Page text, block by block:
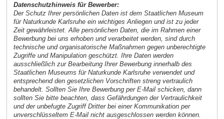
Datenschutzhinweis für Bewerber:
Der Schutz Ihrer persönlichen Daten ist dem Staatlichen Museum
für Naturkunde Karlsruhe ein wichtiges Anliegen und ist zu jeder
Zeit gewährleistet. Alle persönlichen Daten, die im Rahmen einer
Bewerbung bei uns erhoben und verarbeitet werden, sind durch
technische und organisatorische Maßnahmen gegen unberechtigte
Zugriffe und Manipulation geschützt. Ihre Daten werden
ausschließlich zur Bearbeitung Ihrer Bewerbung innerhalb des
Staatlichen Museums für Naturkunde Karlsruhe verwendet und
entsprechend den gesetzlichen Vorschriften streng vertraulich
behandelt. Sollten Sie Ihre Bewerbung per E-Mail schicken, dann
sollten Sie bitte beachten, dass Gefährdungen der Vertraulichkeit
und der unbefugte Zugriff Dritter bei einer Kommunikation per
unverschlüsseltem E-Mail nicht ausgeschlossen werden können.